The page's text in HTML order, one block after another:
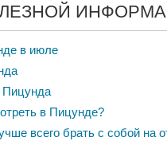
в июле
Пицунда
в Пицунде?
всего брать с собой на